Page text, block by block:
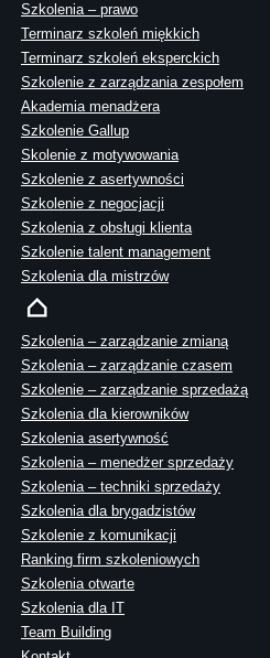
Szkolenia – prawo
Terminarz szkoleń miękkich
Terminarz szkoleń eksperckich
Szkolenie z zarządzania zespołem
Akademia menadżera
Szkolenie Gallup
Skolenie z motywowania
Szkolenie z asertywności
Szkolenie z negocjacji
Szkolenia z obsługi klienta
Szkolenie talent management
Szkolenia dla mistrzów
Szkolenia – zarządzanie zmianą
Szkolenia – zarządzanie czasem
Szkolenie – zarządzanie sprzedażą
Szkolenia dla kierowników
Szkolenia asertywność
Szkolenia – menedżer sprzedaży
Szkolenia – techniki sprzedaży
Szkolenia dla brygadzistów
Szkolenie z komunikacji
Ranking firm szkoleniowych
Szkolenia otwarte
Szkolenia dla IT
Team Building